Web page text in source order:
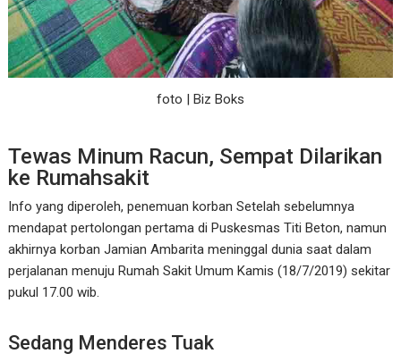
foto | Biz Boks
Tewas Minum Racun, Sempat Dilarikan
ke Rumahsakit
Info yang diperoleh, penemuan korban Setelah sebelumnya
mendapat pertolongan pertama di Puskesmas Titi Beton, namun
akhirnya korban Jamian Ambarita meninggal dunia saat dalam
perjalanan menuju Rumah Sakit Umum Kamis (18/7/2019) sekitar
pukul 17.00 wib.
Sedang Menderes Tuak